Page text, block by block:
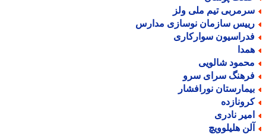
تیم ملی ولز
سازمان نوسازی مدارس
سوارکاری
شالویی
سرای سرو
نورافشار
نادری
هلیلوویچ